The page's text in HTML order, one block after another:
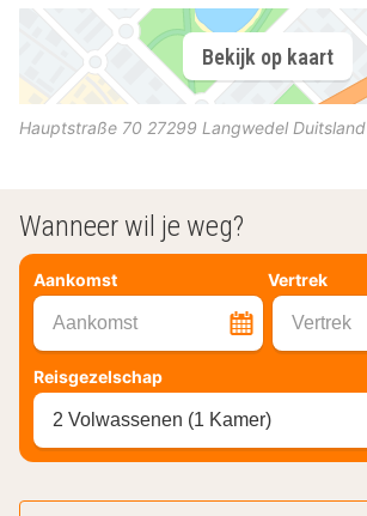
Bekijk op kaart
Hauptstraße 70 27299 Langwedel Duitsland
Wanneer wil je weg?
Aankomst Vertrek
Aankomst Vertrek
Reisgezelschap
2 Volwassenen (1 Kamer)